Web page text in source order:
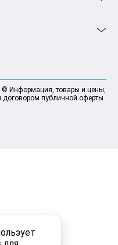
© Информация, товары и цены,
договором публичной оферты